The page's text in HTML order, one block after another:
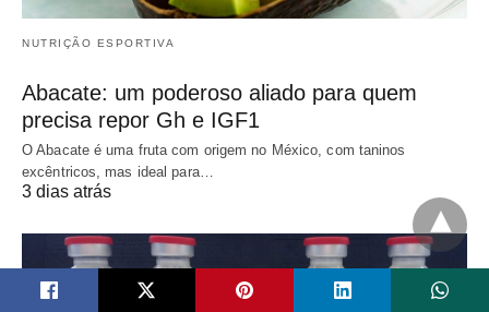
NUTRIÇÃO ESPORTIVA
Abacate: um poderoso aliado para quem
precisa repor Gh e IGF1
O Abacate é uma fruta com origem no México, com taninos
excêntricos, mas ideal para…
3 dias atrás